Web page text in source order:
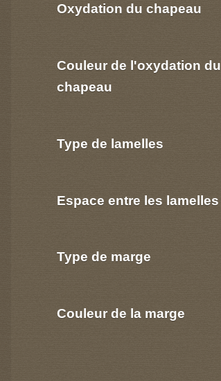
Oxydation du chapeau
Couleur de l'oxydation du
chapeau
Type de lamelles
Espace entre les lamelles
Type de marge
Couleur de la marge